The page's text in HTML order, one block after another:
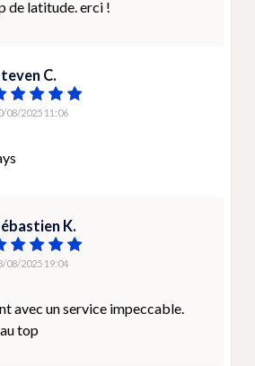
de latitude. erci !
C.
08/2025 11:06
K.
08/2025 19:04
avec un service impeccable.
top